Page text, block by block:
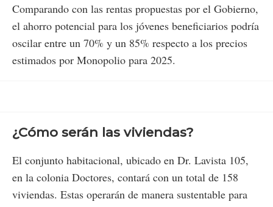
Comparando con las rentas propuestas por el Gobierno,
el ahorro potencial para los jóvenes beneficiarios podría
oscilar entre un 70% y un 85% respecto a los precios
estimados por Monopolio para 2025.
¿Cómo serán las viviendas?
El conjunto habitacional, ubicado en Dr. Lavista 105,
en la colonia Doctores, contará con un total de 158
viviendas. Estas operarán de manera sustentable para